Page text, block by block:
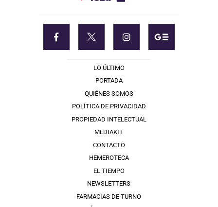
LO ÚLTIMO
PORTADA
QUIÉNES SOMOS
POLÍTICA DE PRIVACIDAD
PROPIEDAD INTELECTUAL
MEDIAKIT
CONTACTO
HEMEROTECA
EL TIEMPO
NEWSLETTERS
FARMACIAS DE TURNO